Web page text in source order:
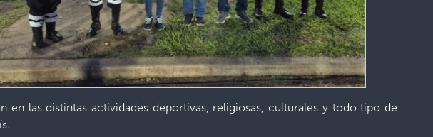
las distintas actividades deportivas, religiosas, culturales y todo tipo de